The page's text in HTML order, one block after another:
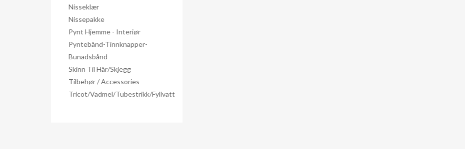
Nisseklær
Nissepakke
Pynt Hjemme - Interiør
Pyntebånd-Tinnknapper-
Bunadsbånd
Skinn Til Hår/skjegg
Tilbehør / Accessories
Tricot/Vadmel/Tubestrikk/Fyllvatt